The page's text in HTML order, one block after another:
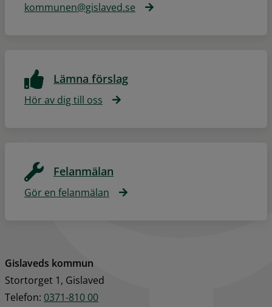
kommunen@gislaved.se
Lämna förslag
Hör av dig till oss
Felanmälan
Gör en felanmälan
Gislaveds kommun
Stortorget 1, Gislaved
Telefon: 0371-810 00